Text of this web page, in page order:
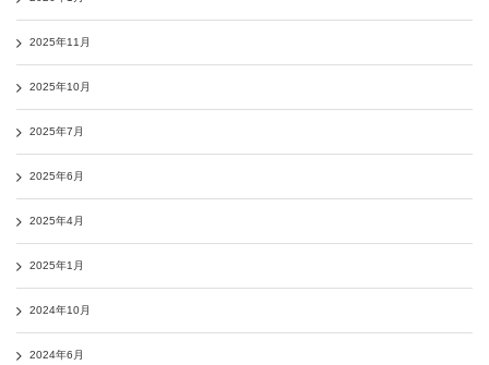
2025年11月
2025年10月
2025年7月
2025年6月
2025年4月
2025年1月
2024年10月
2024年6月